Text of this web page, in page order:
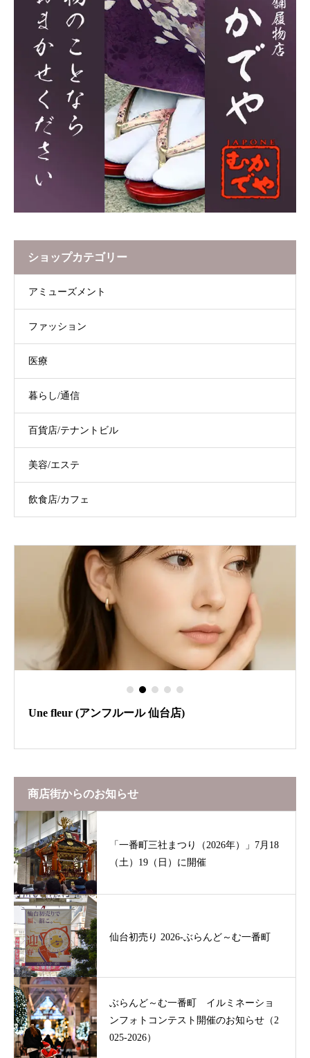
ショップカテゴリー
アミューズメント
ファッション
医療
暮らし/通信
百貨店/テナントビル
美容/エステ
飲食店/カフェ
Une fleur (アンフルール 仙台店)
商店街からのお知らせ
「一番町三社まつり（2026年）」7月18
（土）19（日）に開催
仙台初売り 2026-ぶらんど～む一番町
ぶらんど～む一番町 イルミネーショ
ンフォトコンテスト開催のお知らせ（2
025-2026）